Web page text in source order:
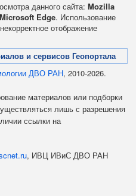
данного сайта: Mozilla
Microsoft Edge. Использование
отображение
и сервисов Геопортала
ДВО РАН, 2010-2026.
материалов или подборки
лишь с разрешения
ссылки на
, ИВЦ ИВиС ДВО РАН